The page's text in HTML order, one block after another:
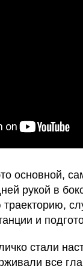
основной,
рукой в
и
стали
все